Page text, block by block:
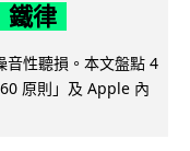
鐵律
音性聽損。本文盤點 4
原則」及 Apple 內